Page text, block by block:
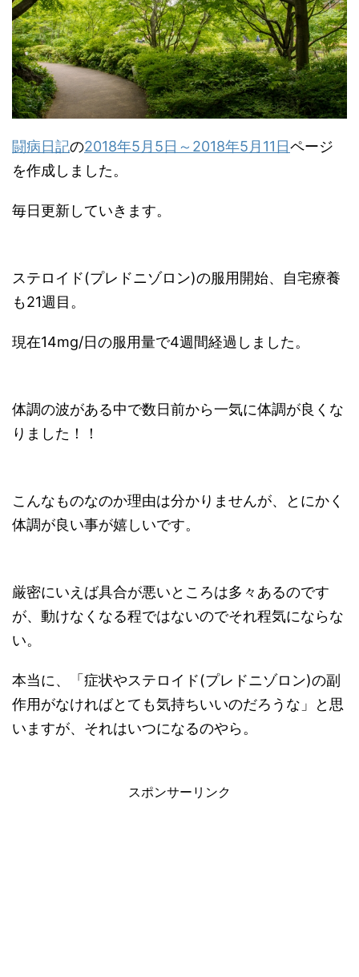
闘病日記の2018年5月5日～2018年5月11日ページ
を作成しました。
毎日更新していきます。
ステロイド(プレドニゾロン)の服用開始、自宅療養
も21週目。
現在14mg/日の服用量で4週間経過しました。
体調の波がある中で数日前から一気に体調が良くな
りました！！
こんなものなのか理由は分かりませんが、とにかく
体調が良い事が嬉しいです。
厳密にいえば具合が悪いところは多々あるのです
が、動けなくなる程ではないのでそれ程気にならな
い。
本当に、「症状やステロイド(プレドニゾロン)の副
作用がなければとても気持ちいいのだろうな」と思
いますが、それはいつになるのやら。
スポンサーリンク